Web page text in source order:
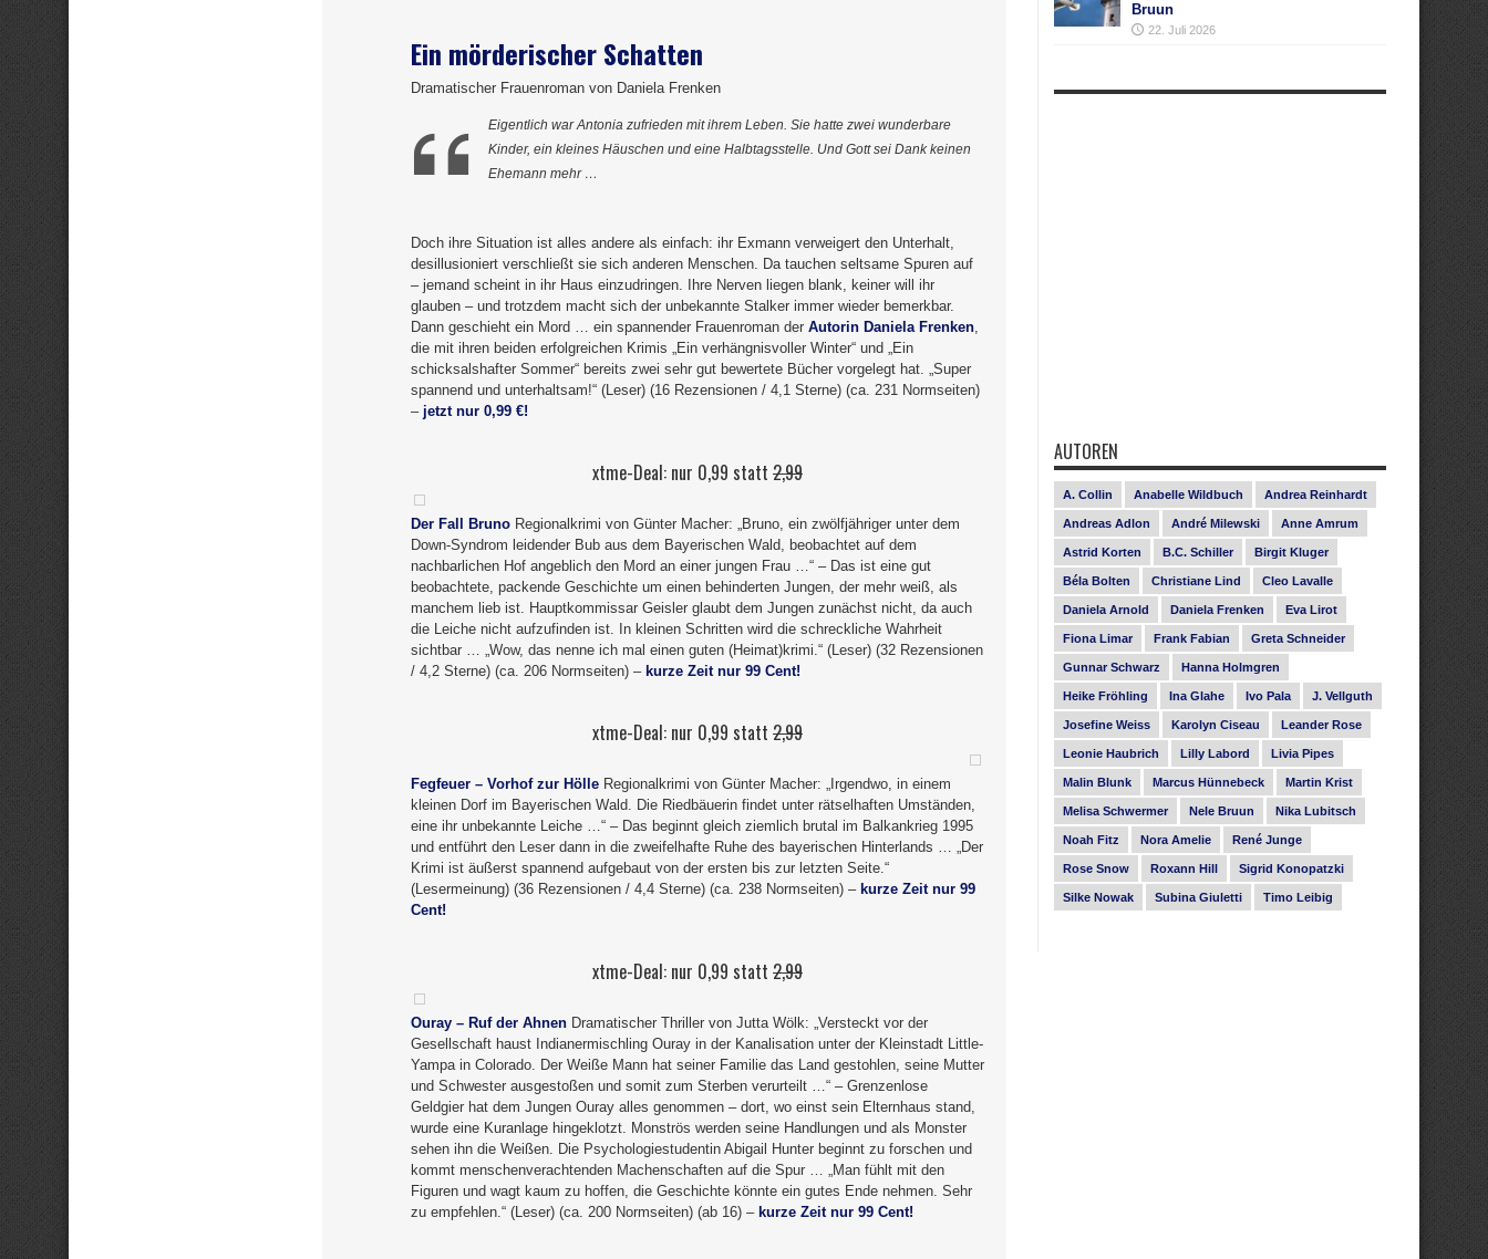
Ein mörderischer Schatten
Dramatischer Frauenroman von Daniela Frenken
Eigentlich war Antonia zufrieden mit ihrem Leben. Sie hatte zwei wunderbare
Kinder, ein kleines Häuschen und eine Halbtagsstelle. Und Gott sei Dank keinen
Ehemann mehr …
Doch ihre Situation ist alles andere als einfach: ihr Exmann verweigert den Unterhalt,
desillusioniert verschließt sie sich anderen Menschen. Da tauchen seltsame Spuren auf
– jemand scheint in ihr Haus einzudringen. Ihre Nerven liegen blank, keiner will ihr
glauben – und trotzdem macht sich der unbekannte Stalker immer wieder bemerkbar.
Dann geschieht ein Mord … ein spannender Frauenroman der Autorin Daniela Frenken,
die mit ihren beiden erfolgreichen Krimis „Ein verhängnisvoller Winter“ und „Ein
schicksalshafter Sommer“ bereits zwei sehr gut bewertete Bücher vorgelegt hat. „Super
spannend und unterhaltsam!“ (Leser) (16 Rezensionen / 4,1 Sterne) (ca. 231 Normseiten)
– jetzt nur 0,99 €!
xtme-Deal: nur 0,99 statt 2,99
Der Fall Bruno Regionalkrimi von Günter Macher: „Bruno, ein zwölfjähriger unter dem
Down-Syndrom leidender Bub aus dem Bayerischen Wald, beobachtet auf dem
nachbarlichen Hof angeblich den Mord an einer jungen Frau …“ – Das ist eine gut
beobachtete, packende Geschichte um einen behinderten Jungen, der mehr weiß, als
manchem lieb ist. Hauptkommissar Geisler glaubt dem Jungen zunächst nicht, da auch
die Leiche nicht aufzufinden ist. In kleinen Schritten wird die schreckliche Wahrheit
sichtbar … „Wow, das nenne ich mal einen guten (Heimat)krimi.“ (Leser) (32 Rezensionen
/ 4,2 Sterne) (ca. 206 Normseiten) – kurze Zeit nur 99 Cent!
xtme-Deal: nur 0,99 statt 2,99
Fegfeuer – Vorhof zur Hölle Regionalkrimi von Günter Macher: „Irgendwo, in einem
kleinen Dorf im Bayerischen Wald. Die Riedbäuerin findet unter rätselhaften Umständen,
eine ihr unbekannte Leiche …“ – Das beginnt gleich ziemlich brutal im Balkankrieg 1995
und entführt den Leser dann in die zweifelhafte Ruhe des bayerischen Hinterlands … „Der
Krimi ist äußerst spannend aufgebaut von der ersten bis zur letzten Seite.“
(Lesermeinung) (36 Rezensionen / 4,4 Sterne) (ca. 238 Normseiten) – kurze Zeit nur 99
Cent!
xtme-Deal: nur 0,99 statt 2,99
Ouray – Ruf der Ahnen Dramatischer Thriller von Jutta Wölk: „Versteckt vor der
Gesellschaft haust Indianermischling Ouray in der Kanalisation unter der Kleinstadt Little-
Yampa in Colorado. Der Weiße Mann hat seiner Familie das Land gestohlen, seine Mutter
und Schwester ausgestoßen und somit zum Sterben verurteilt …“ – Grenzenlose
Geldgier hat dem Jungen Ouray alles genommen – dort, wo einst sein Elternhaus stand,
wurde eine Kuranlage hingeklotzt. Monströs werden seine Handlungen und als Monster
sehen ihn die Weißen. Die Psychologiestudentin Abigail Hunter beginnt zu forschen und
kommt menschenverachtenden Machenschaften auf die Spur … „Man fühlt mit den
Figuren und wagt kaum zu hoffen, die Geschichte könnte ein gutes Ende nehmen. Sehr
zu empfehlen.“ (Leser) (ca. 200 Normseiten) (ab 16) – kurze Zeit nur 99 Cent!
Bruun
22. Juli 2026
AUTOREN
A. Collin Anabelle Wildbuch Andrea Reinhardt
Andreas Adlon André Milewski Anne Amrum
Astrid Korten B.C. Schiller Birgit Kluger
Béla Bolten Christiane Lind Cleo Lavalle
Daniela Arnold Daniela Frenken Eva Lirot
Fiona Limar Frank Fabian Greta Schneider
Gunnar Schwarz Hanna Holmgren
Heike Fröhling Ina Glahe Ivo Pala J. Vellguth
Josefine Weiss Karolyn Ciseau Leander Rose
Leonie Haubrich Lilly Labord Livia Pipes
Malin Blunk Marcus Hünnebeck Martin Krist
Melisa Schwermer Nele Bruun Nika Lubitsch
Noah Fitz Nora Amelie René Junge
Rose Snow Roxann Hill Sigrid Konopatzki
Silke Nowak Subina Giuletti Timo Leibig